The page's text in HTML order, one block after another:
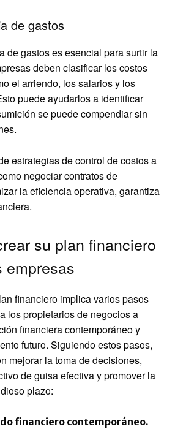
de gastos
de gastos es esencial para surtir la
deben clasificar los costos
el arriendo, los salarios y los
puede ayudarlos a identificar
se puede compendiar sin
estrategias de control de costos a
negociar contratos de
la eficiencia operativa, garantiza
su plan financiero
empresas
financiero implica varios pasos
los propietarios de negocios a
financiera contemporáneo y
futuro. Siguiendo estos pasos,
mejorar la toma de decisiones,
de guisa efectiva y promover la
plazo:
financiero contemporáneo.